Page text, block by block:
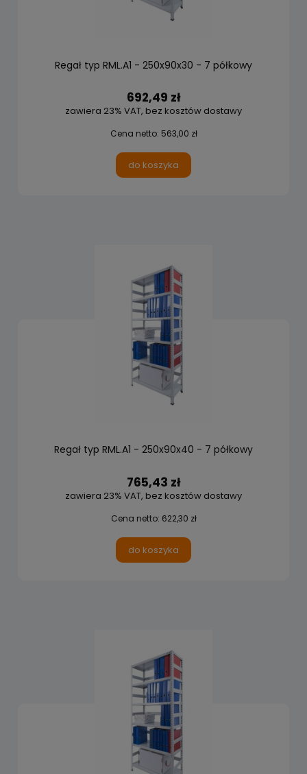
Regał typ RML.A1 - 250x90x30 - 7 półkowy
692,49 zł
zawiera 23% VAT, bez kosztów dostawy
Cena netto: 563,00 zł
do koszyka
Regał typ RML.A1 - 250x90x40 - 7 półkowy
765,43 zł
zawiera 23% VAT, bez kosztów dostawy
Cena netto: 622,30 zł
do koszyka